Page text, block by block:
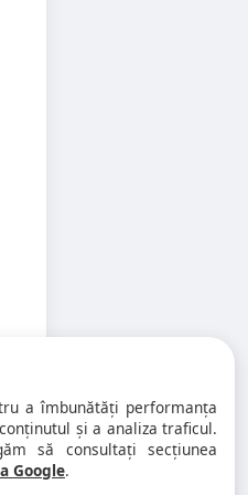
a îmbunătăți performanța
și a analiza traficul.
să consultați secțiunea
Google.